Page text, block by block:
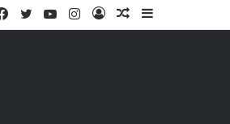
Barra
Artigo
Entrar
Instagram
YouTube
Twitter
Facebook